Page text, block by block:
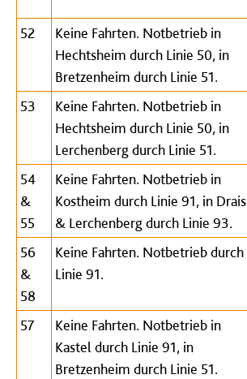
52
Keine Fahrten. Notbetrieb in
Hechtsheim durch Linie 50, in
Bretzenheim durch Linie 51.
53
Keine Fahrten. Notbetrieb in
Hechtsheim durch Linie 50, in
Lerchenberg durch Linie 51.
54
&
55
Keine Fahrten. Notbetrieb in
Kostheim durch Linie 91, in Drais
& Lerchenberg durch Linie 93.
56
&
58
Keine Fahrten. Notbetrieb durch
Linie 91.
57
Keine Fahrten. Notbetrieb in
Kastel durch Linie 91, in
Bretzenheim durch Linie 51.